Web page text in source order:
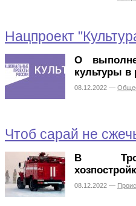
Нацпроект
О
культуры в
08.12.2022 —
Чтоб сарай не
В
08.12.2022 —